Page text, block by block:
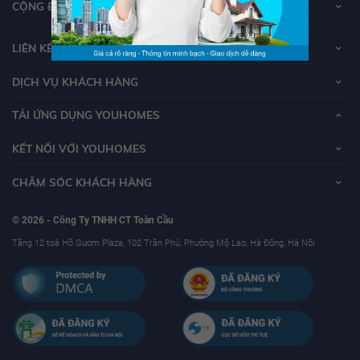
CỘNG ĐỒNG YOUHOMERS
LIÊN KẾT
DỊCH VỤ KHÁCH HÀNG
TẢI ỨNG DỤNG YOUHOMES
KẾT NỐI VỚI YOUHOMES
CHĂM SÓC KHÁCH HÀNG
© 2026 - Công Ty TNHH CT Toàn Cầu
Tầng 12 toà Hồ Gươm Plaza, 102 Trần Phú, Phường Mộ Lao, Hà Đông, Hà Nội